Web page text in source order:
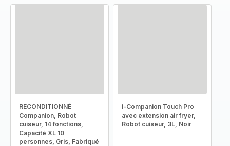
RECONDITIONNÉ
Companion, Robot
cuiseur, 14 fonctions,
Capacité XL 10
personnes, Gris, Fabriqué
i-Companion Touch Pro
avec extension air fryer,
Robot cuiseur, 3L, Noir